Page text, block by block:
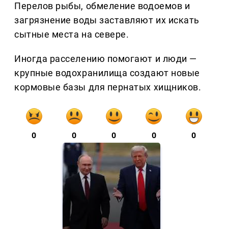
Перелов рыбы, обмеление водоемов и
загрязнение воды заставляют их искать
сытные места на севере.
Иногда расселению помогают и люди —
крупные водохранилища создают новые
кормовые базы для пернатых хищников.
0 0 0 0 0